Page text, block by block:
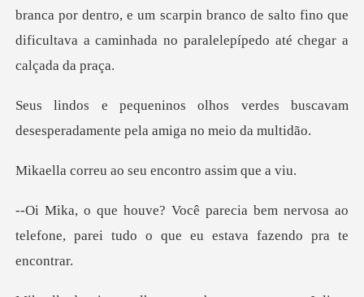
branca por dentro, e um scarpin
verdes buscavam
desesperadament
ao seu encontro
em nervosa ao
telefone, parei tudo o q